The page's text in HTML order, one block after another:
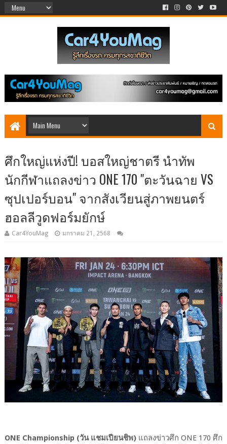
ศึกใหญ่แห่งปี! บอสใหญ่ชาตรี นำทัพ
นักกีฬาแถลงข่าว ONE 170 "ตะวันฉาย VS
ซุปเปอร์บอน" จากสังเวียนสู่ภาพยนตร์
ฮอลลีวูดฟอร์มยักษ์
Car4YouMag มกราคม 21, 2568
ONE Championship (วัน แชมเปียนชิพ)แถลงข่าวศึก ONE 170 ศึก